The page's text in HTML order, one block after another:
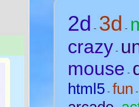
2d - 3d -
crazy -
mouse -
html5 - fun -